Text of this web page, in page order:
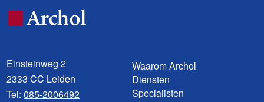
Einsteinweg 2
2333 CC Leiden
Tel:085-2006492
Waarom Archol
Diensten
Specialisten